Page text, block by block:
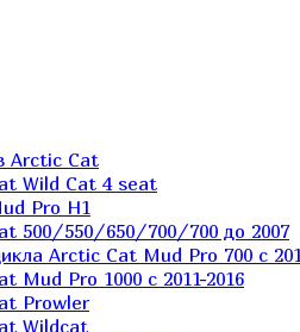
Arctic Cat
Wild Cat 4 seat
Pro H1
500/550/650/700/700 до 2007
Arctic Cat Mud Pro 700 с
Pro 1000 c 2011-2016
Prowler
Wildcat